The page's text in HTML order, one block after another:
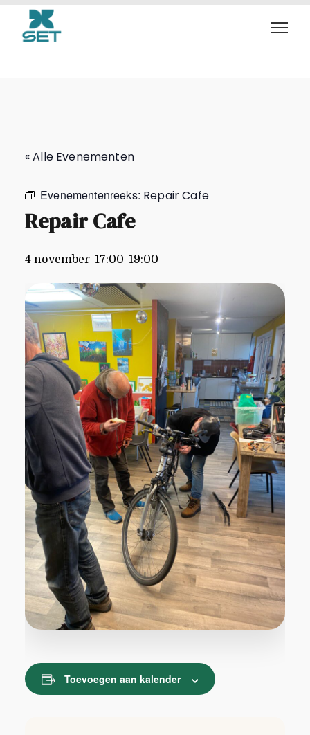
Repair Cafe
« Alle Evenementen
Evenementenreeks: Repair Cafe
Repair Cafe
4 november-17:00-19:00
Toevoegen aan kalender